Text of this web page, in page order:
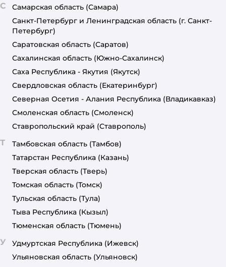
С Самарская область (Самара)
Санкт-Петербург и Ленинградская область (г. Санкт-
Петербург)
Саратовская область (Саратов)
Сахалинская область (Южно-Сахалинск)
Саха Республика - Якутия (Якутск)
Свердловская область (Екатеринбург)
Северная Осетия - Алания Республика (Владикавказ)
Смоленская область (Смоленск)
Ставропольский край (Ставрополь)
Т Тамбовская область (Тамбов)
Татарстан Республика (Казань)
Тверская область (Тверь)
Томская область (Томск)
Тульская область (Тула)
Тыва Республика (Кызыл)
Тюменская область (Тюмень)
У Удмуртская Республика (Ижевск)
Ульяновская область (Ульяновск)